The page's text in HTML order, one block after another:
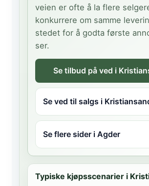
veien er ofte å la flere
konkurrere om samme
stedet for å godta første
ser.
Se tilbud på ved i
Se ved til salgs i
Se flere sider i Agder
Typiske kjøpsscenarier i